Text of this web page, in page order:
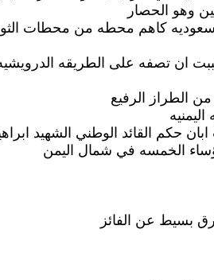
وهو الحصار
كاهم محطه من محطات
ان تصفه على الطريقه
الطراز الرفيع
حكم القائد الوطني الشهيد
الخمسه في شمال اليمن
بسيط عن الفائز